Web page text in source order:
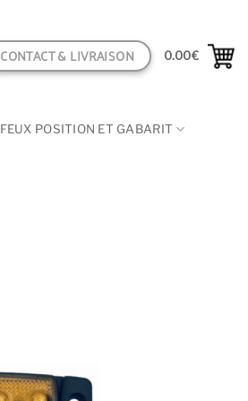
CONTACT & LIVRAISON 0.00€
FEUX POSITION ET GABARIT